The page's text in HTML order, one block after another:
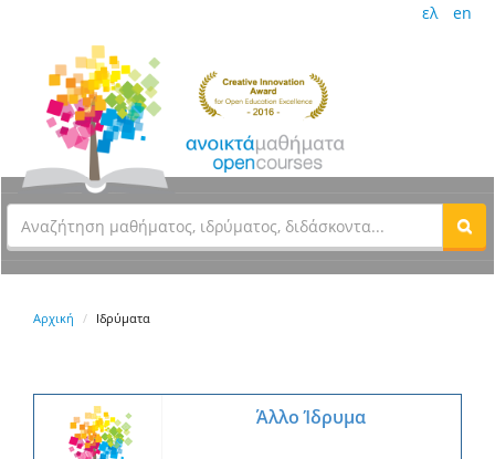
ελ en
Αρχική Ιδρύματα
Άλλο Ίδρυμα